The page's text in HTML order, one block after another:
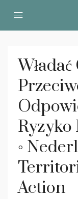
Ryzyko
◦
Action